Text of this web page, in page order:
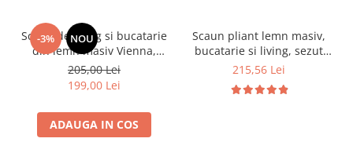
-3% NOU
Scaun de living si bucatarie
din lemn masiv Vienna,
tapiterie stofa,100 kg,
94x49x40 cm, nuc/bej
205,00 Lei
199,00 Lei
ADAUGA IN COS
Scaun pliant lemn masiv,
bucatarie si living, sezut
tapitat cu piele ecologica,
215,56 Lei